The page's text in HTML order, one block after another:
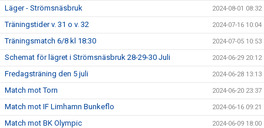
Läger - Strömsnäsbruk 2024-08-01 08:32
Träningstider v. 31 o v. 32 2024-07-16 10:04
Träningsmatch 6/8 kl 18:30 2024-07-05 10:53
Schemat för lägret i Strömsnäsbruk 28-29-30 Juli 2024-06-29 20:12
Fredagsträning den 5 juli 2024-06-28 13:13
Match mot Torn 2024-06-20 23:37
Match mot IF Limhamn Bunkeflo 2024-06-16 09:21
Match mot BK Olympic 2024-06-09 18:00